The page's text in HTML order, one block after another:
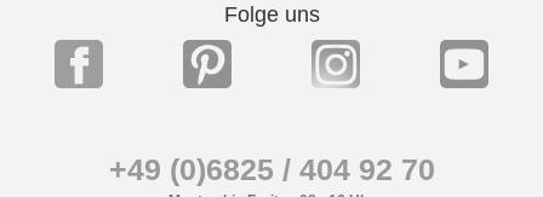
Folge uns
+49 (0)6825 / 404 92 70